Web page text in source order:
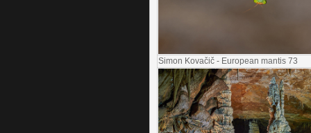
Simon Kovačič - European mantis 73